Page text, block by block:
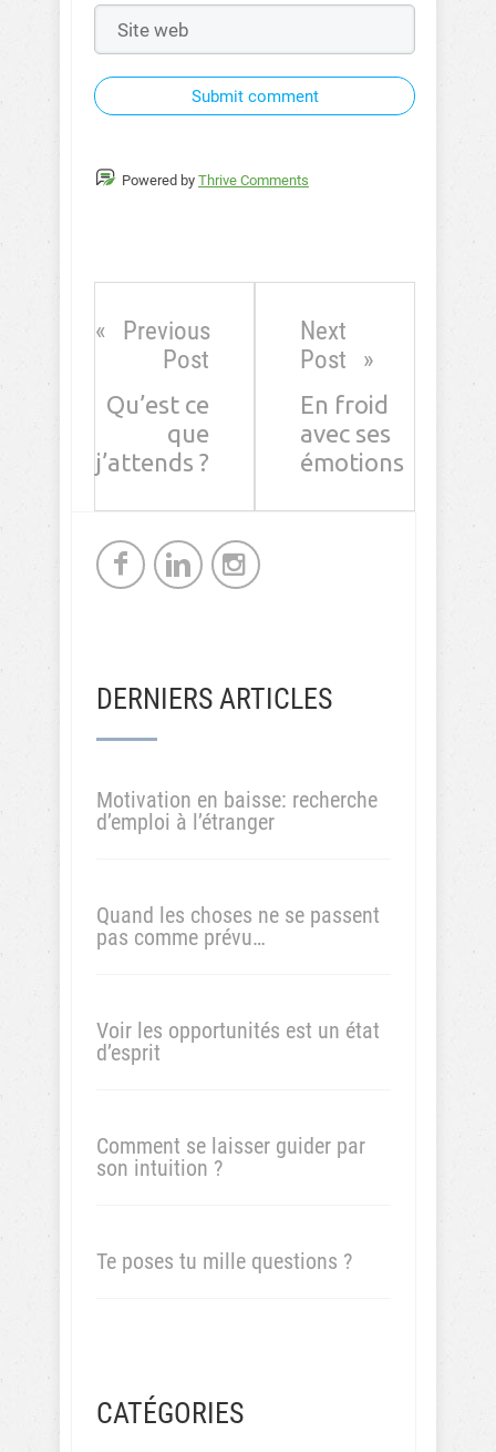
Submit comment
Powered by Thrive Comments
Previous
Post
Qu’est ce
que
j’attends ?
Next
Post
En froid
avec ses
émotions
DERNIERS ARTICLES
Motivation en baisse: recherche
d’emploi à l’étranger
Quand les choses ne se passent
pas comme prévu…
Voir les opportunités est un état
d’esprit
Comment se laisser guider par
son intuition ?
Te poses tu mille questions ?
CATÉGORIES